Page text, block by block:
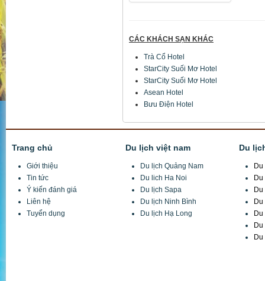
CÁC KHÁCH SẠN KHÁC
Trà Cổ Hotel
StarCity Suối Mơ Hotel
StarCity Suối Mơ Hotel
Asean Hotel
Bưu Điện Hotel
Trang chủ
Giới thiệu
Tin tức
Ý kiến đánh giá
Liên hệ
Tuyển dụng
Du lịch việt nam
Du lịch Quảng Nam
Du lich Ha Noi
Du lịch Sapa
Du lịch Ninh Bình
Du lịch Hạ Long
Du